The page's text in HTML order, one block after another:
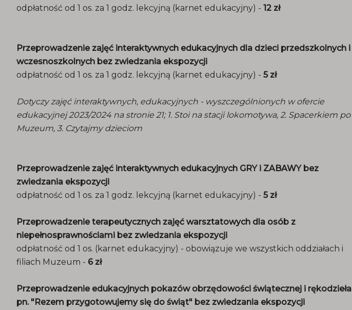
odpłatność od 1 os. za 1 godz. lekcyjną (karnet edukacyjny) - 12 zł
Przeprowadzenie zajęć interaktywnych edukacyjnych dla dzieci przedszkolnych i
wczesnoszkolnych bez zwiedzania ekspozycji
odpłatność od 1 os. za 1 godz. lekcyjną (karnet edukacyjny) - 5 zł
Dotyczy zajęć interaktywnych, edukacyjnych - wyszczególnionych w ofercie
edukacyjnej 2023/2024 na stronie 21; 1. Stoi na stacji lokomotywa, 2. Spacerkiem po
Muzeum, 3. Czytajmy dzieciom
Przeprowadzenie zajęć interaktywnych edukacyjnych GRY i ZABAWY bez
zwiedzania ekspozycji
odpłatność od 1 os. za 1 godz. lekcyjną (karnet edukacyjny) - 5 zł
Przeprowadzenie terapeutycznych zajęć warsztatowych dla osób z
niepełnosprawnościami bez zwiedzania ekspozycji
odpłatność od 1 os. (karnet edukacyjny) - obowiązuje we wszystkich oddziałach i
filiach Muzeum - 6 zł
Przeprowadzenie edukacyjnych pokazów obrzędowości świątecznej i rękodzieła
pn. "Rezem przygotowujemy się do świąt" bez zwiedzania ekspozycji